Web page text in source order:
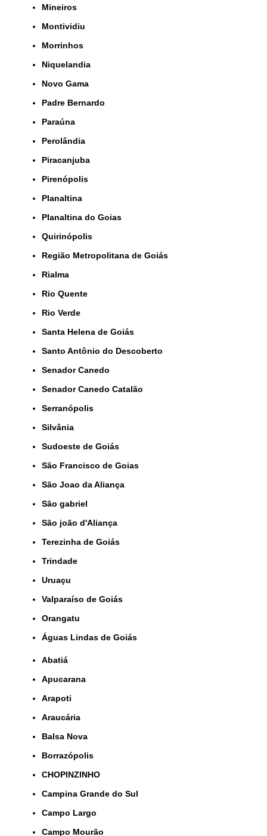
Mineiros
Montividiu
Morrinhos
Niquelandia
Novo Gama
Padre Bernardo
Paraúna
Perolândia
Piracanjuba
Pirenópolis
Planaltina
Planaltina do Goias
Quirinópolis
Região Metropolitana de Goiás
Rialma
Rio Quente
Rio Verde
Santa Helena de Goiás
Santo Antônio do Descoberto
Senador Canedo
Senador Canedo Catalão
Serranópolis
Silvânia
Sudoeste de Goiás
São Francisco de Goias
São Joao da Aliança
São gabriel
São joão d'Aliança
Terezinha de Goiás
Trindade
Uruaçu
Valparaíso de Goiás
orangatu
Águas Lindas de Goiás
Abatiá
Apucarana
Arapoti
Araucária
Balsa Nova
Borrazópolis
CHOPINZINHO
Campina Grande do Sul
Campo Largo
Campo Mourão